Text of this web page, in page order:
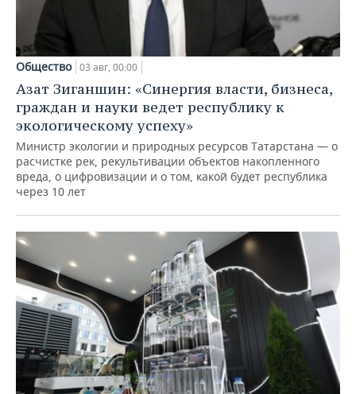
Общество 03 авг, 00:00
Азат Зиганшин: «Синергия власти, бизнеса,
граждан и науки ведет республику к
экологическому успеху»
Министр экологии и природных ресурсов Татарстана — о
расчистке рек, рекультивации объектов накопленного
вреда, о цифровизации и о том, какой будет республика
через 10 лет